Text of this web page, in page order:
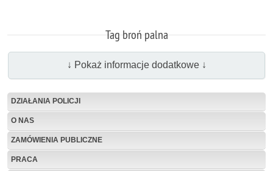
Tag broń palna
↓ Pokaż informacje dodatkowe ↓
DZIAŁANIA POLICJI
O NAS
ZAMÓWIENIA PUBLICZNE
PRACA